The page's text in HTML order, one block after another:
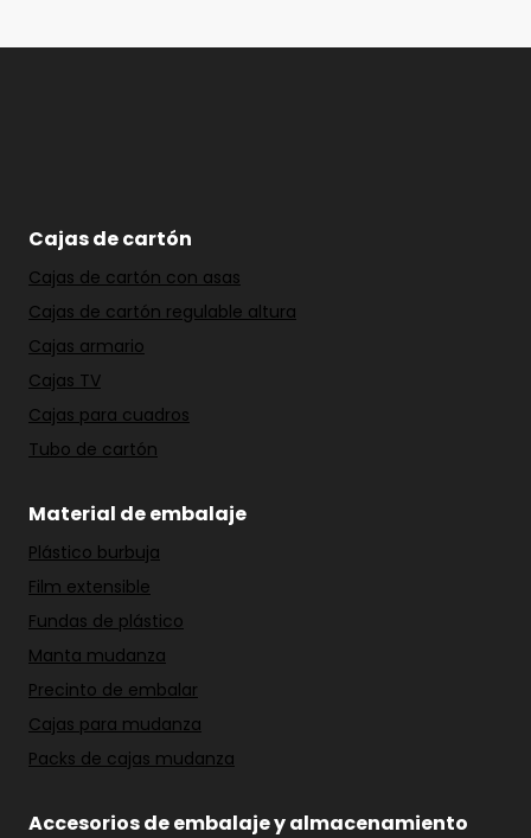
Cajas de cartón
Cajas de cartón con asas
Cajas de cartón regulable altura
Cajas armario
Cajas TV
Cajas para cuadros
Tubo de cartón
Material de embalaje
Plástico burbuja
Film extensible
Fundas de plástico
Manta mudanza
Precinto de embalar
Cajas para mudanza
Packs de cajas mudanza
Accesorios de embalaje y almacenamiento